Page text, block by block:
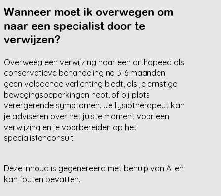
Wanneer moet ik overwegen om
naar een specialist door te
verwijzen?
Overweeg een verwijzing naar een orthopeed als
conservatieve behandeling na 3-6 maanden
geen voldoende verlichting biedt, als je ernstige
bewegingsbeperkingen hebt, of bij plots
verergerende symptomen. Je fysiotherapeut kan
je adviseren over het juiste moment voor een
verwijzing en je voorbereiden op het
specialistenconsult.
Deze inhoud is gegenereerd met behulp van AI en
kan fouten bevatten.